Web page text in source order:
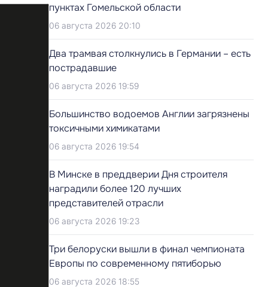
пунктах Гомельской области
06 августа 2026 20:10
Два трамвая столкнулись в Германии – есть
пострадавшие
06 августа 2026 19:59
Большинство водоемов Англии загрязнены
токсичными химикатами
06 августа 2026 19:54
В Минске в преддверии Дня строителя
наградили более 120 лучших
представителей отрасли
06 августа 2026 19:23
Три белоруски вышли в финал чемпионата
Европы по современному пятиборью
06 августа 2026 18:55